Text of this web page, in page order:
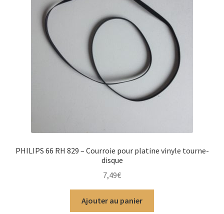
PHILIPS 66 RH 829 – Courroie pour platine vinyle tourne-
disque
7,49€
Ajouter au panier